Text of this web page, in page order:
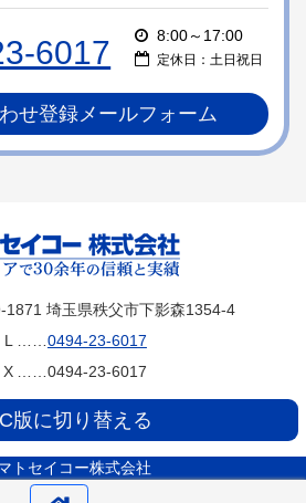
6017 8:00～17:00
定休日：土日祝日
せ登録メールフォーム
トセイコー
式会社
埼玉県秩父市下影森1354-4
……0494-23-6017
……0494-23-6017
版に切り替える
トセイコー株式会社